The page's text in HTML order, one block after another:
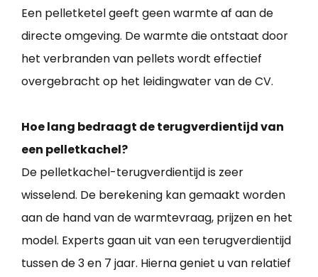
Een pelletketel geeft geen warmte af aan de
directe omgeving. De warmte die ontstaat door
het verbranden van pellets wordt effectief
overgebracht op het leidingwater van de CV.
Hoe lang bedraagt de terugverdientijd van
een pelletkachel?
De pelletkachel-terugverdientijd is zeer
wisselend. De berekening kan gemaakt worden
aan de hand van de warmtevraag, prijzen en het
model. Experts gaan uit van een terugverdientijd
tussen de 3 en 7 jaar. Hierna geniet u van relatief